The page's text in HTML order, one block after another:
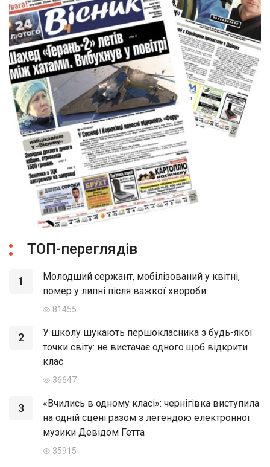
ТОП-переглядів
1
Молодший сержант, мобілізований у квітні,
помер у липні після важкої хвороби
81455
2
У школу шукають першокласника з будь-якої
точки світу: не вистачає одного щоб відкрити
клас
36647
3
«Вчились в одному класі»: чернігівка виступила
на одній сцені разом з легендою електронної
музики Девідом Гетта
35915